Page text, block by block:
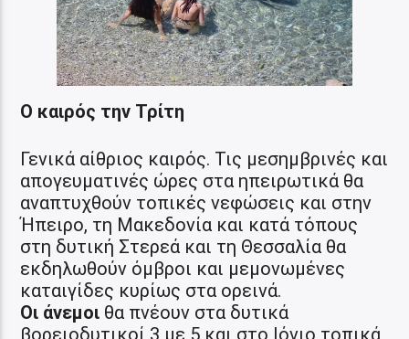
Ο καιρός την Τρίτη
Γενικά αίθριος καιρός. Τις μεσημβρινές και
απογευματινές ώρες στα ηπειρωτικά θα
αναπτυχθούν τοπικές νεφώσεις και στην
Ήπειρο, τη Μακεδονία και κατά τόπους
στη δυτική Στερεά και τη Θεσσαλία θα
εκδηλωθούν όμβροι και μεμονωμένες
καταιγίδες κυρίως στα ορεινά.
Οι άνεμοι θα πνέουν στα δυτικά
βορειοδυτικοί 3 με 5 και στο Ιόνιο τοπικά